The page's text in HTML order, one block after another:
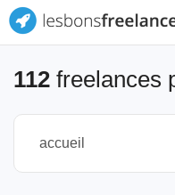
112 freelances